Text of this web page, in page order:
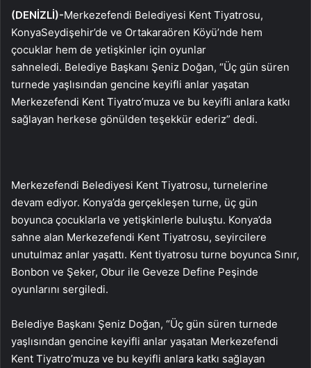
(DENİZLİ)-Merkezefendi Belediyesi Kent Tiyatrosu,
KonyaSeydişehir’de ve Ortakaraören Köyü’nde hem
çocuklar hem de yetişkinler için oyunlar
sahneledi. Belediye Başkanı Şeniz Doğan, “Üç gün süren
turnede yaşlısından gencine keyifli anlar yaşatan
Merkezefendi Kent Tiyatro’muza ve bu keyifli anlara katkı
sağlayan herkese gönülden teşekkür ederiz” dedi.
Merkezefendi Belediyesi Kent Tiyatrosu, turnelerine
devam ediyor. Konya’da gerçekleşen turne, üç gün
boyunca çocuklarla ve yetişkinlerle buluştu. Konya’da
sahne alan Merkezefendi Kent Tiyatrosu, seyircilere
unutulmaz anlar yaşattı. Kent tiyatrosu turne boyunca Sınır,
Bonbon ve Şeker, Obur ile Geveze Define Peşinde
oyunlarını sergiledi.
Belediye Başkanı Şeniz Doğan, “Üç gün süren turnede
yaşlısından gencine keyifli anlar yaşatan Merkezefendi
Kent Tiyatro’muza ve bu keyifli anlara katkı sağlayan